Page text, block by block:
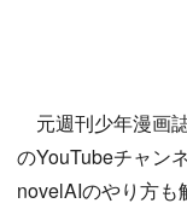
元週刊少年漫画
のYouTubeチャン
novelAIのやり方